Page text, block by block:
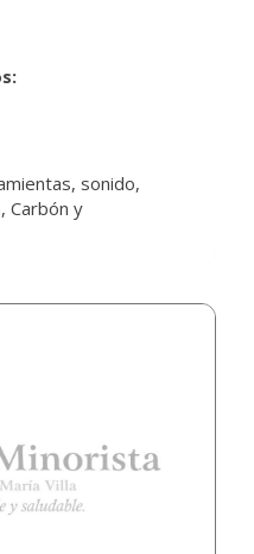
sonido,
Carbón y